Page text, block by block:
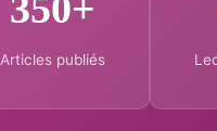
Articles publiés